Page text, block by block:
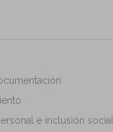
e inclusión social